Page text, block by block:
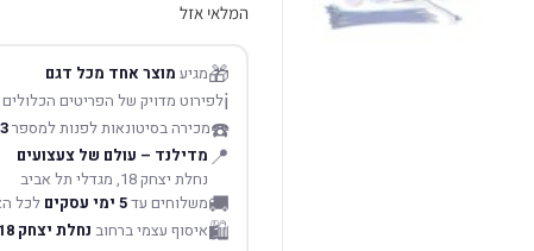
המלאי אזל
🎁מגיע מוצר אחד מכל דגם
ℹ️לפירוט מדויק של הפריטים
☎️מכירה בסיטונאות לפנות למספר
📍 מדילנד – עולם של צעצועים
נחלת יצחק 18, מגדלי תל אביב
🚚משלוחים עד5 ימי עסקים לכל
🛍️איסוף עצמי ברחוב נחלת יצחק 18 תל אביב